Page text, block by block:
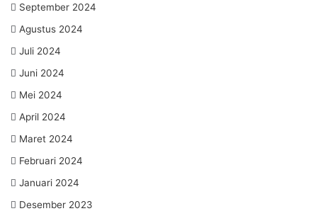
September 2024
Agustus 2024
Juli 2024
Juni 2024
Mei 2024
April 2024
Maret 2024
Februari 2024
Januari 2024
Desember 2023